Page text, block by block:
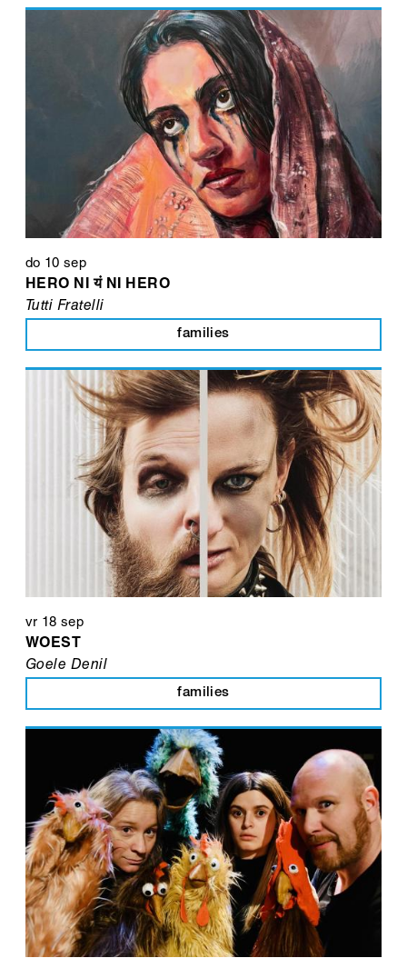
do 10 sep
HERO NI यं NI HERO
Tutti Fratelli
families
vr 18 sep
WOEST
Goele Denil
families